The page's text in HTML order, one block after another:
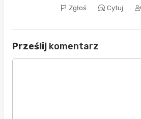
Zgłoś Cytuj
Prześlij komentarz